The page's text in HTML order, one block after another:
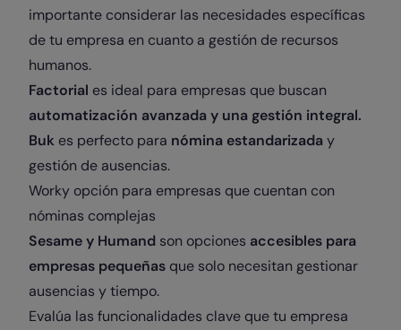
importante considerar las necesidades específicas
de tu empresa en cuanto a gestión de recursos
humanos.
Factorial es ideal para empresas que buscan
automatización avanzada y una gestión integral.
Buk es perfecto para nómina estandarizada y
gestión de ausencias.
Worky opción para empresas que cuentan con
nóminas complejas
Sesame y Humand son opciones accesibles para
empresas pequeñas que solo necesitan gestionar
ausencias y tiempo.
Evalúa las funcionalidades clave que tu empresa